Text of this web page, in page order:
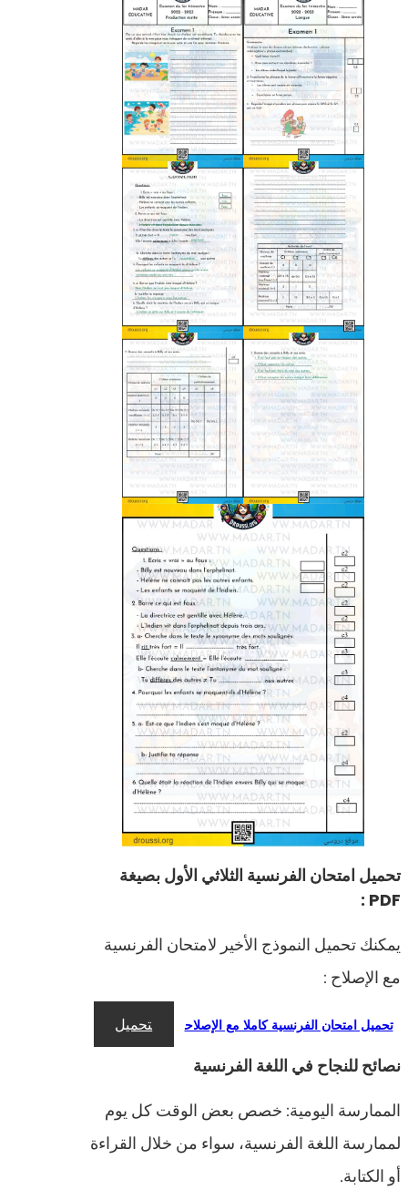
تحميل امتحان الفرنسية الثلاثي الأول بصيغة
PDF :
يمكنك تحميل النموذج الأخير لامتحان الفرنسية
مع الإصلاح :
تحميل امتحان الفرنسية كاملا مع الإصلاح
تحميل
نصائح للنجاح في اللغة الفرنسية
الممارسة اليومية: خصص بعض الوقت كل يوم
لممارسة اللغة الفرنسية، سواء من خلال القراءة
أو الكتابة.